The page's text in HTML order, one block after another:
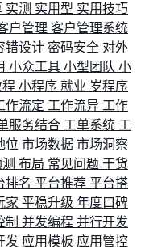
实测 实用型 实用技巧
户管理 客户管理系统
错设计 密码安全 对外
小众工具 小型团队 小
小程序 就业 岁程序
作流定 工作流异 工作
服务结合 工单系统 工
位 市场数据 市场洞察
布局 常见问题 干货
排名 平台推荐 平台搭
家 平稳升级 年度口碑
制 并发编程 并行开发
发 应用模板 应用管控